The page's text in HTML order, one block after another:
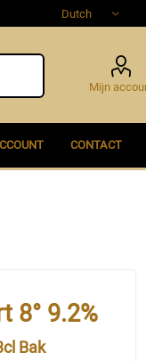
Mijn
CONTACT
8° 9.2%
Bak